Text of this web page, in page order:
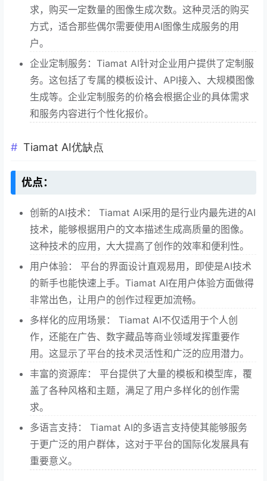
求，购买一定数量的图像生成次数。这种灵活的购买
方式，适合那些偶尔需要使用AI图像生成服务的用
户。
企业定制服务：Tiamat AI针对企业用户提供了定制服
务。这包括了专属的模板设计、API接入、大规模图像
生成等。企业定制服务的价格会根据企业的具体需求
和服务内容进行个性化报价。
Tiamat AI优缺点
优点：
创新的AI技术： Tiamat AI采用的是行业内最先进的AI
技术，能够根据用户的文本描述生成高质量的图像。
这种技术的应用，大大提高了创作的效率和便利性。
用户体验： 平台的界面设计直观易用，即使是AI技术
的新手也能快速上手。Tiamat AI在用户体验方面做得
非常出色，让用户的创作过程更加流畅。
多样化的应用场景： Tiamat AI不仅适用于个人创
作，还能在广告、数字藏品等商业领域发挥重要作
用。这显示了平台的技术灵活性和广泛的应用潜力。
丰富的资源库： 平台提供了大量的模板和模型库，覆
盖了各种风格和主题，满足了用户多样化的创作需
求。
多语言支持： Tiamat AI的多语言支持使其能够服务
于更广泛的用户群体，这对于平台的国际化发展具有
重要意义。